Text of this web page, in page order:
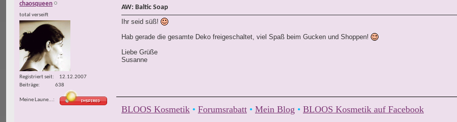
chaosqueen
total verseift
Registriert seit
12.12.2007
Beiträge
638
Meine Laune...
AW: Baltic Soap
Ihr seid süß!
Hab gerade die gesamte Deko freigeschaltet, viel Spaß beim Gucken und Shoppen!
Liebe Grüße
Susanne
BLOOS Kosmetik • Forumsrabatt • Mein Blog • BLOOS Kosmetik auf Facebook